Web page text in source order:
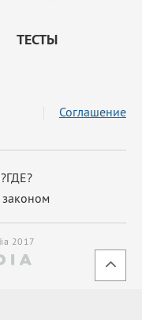
ТЕСТЫ
Соглашение
2017